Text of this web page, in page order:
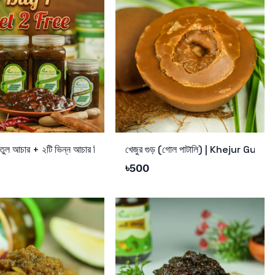
আচার + ২টি ভিন্ন আচার ফ্রি অফার
Add to Cart
খেজুর গুড় (গোল পাটালি) | Khejur Gur
৳500